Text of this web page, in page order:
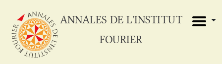
ANNALES DE L'INSTITUT
FOURIER